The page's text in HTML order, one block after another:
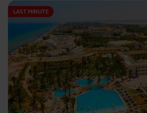
LAST MINUTE